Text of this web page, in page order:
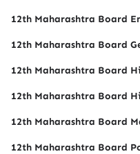
12th Maharashtra Board
12th Maharashtra Board
12th Maharashtra Board
12th Maharashtra Board
12th Maharashtra Board
12th Maharashtra Board